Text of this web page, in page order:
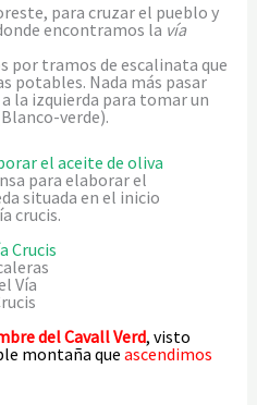
para cruzar el pueblo y
encontramos la vía
por tramos de escalinata que
potables. Nada más pasar
la izquierda para tomar un
verde).
para elaborar el
situada en el inicio
crucis.
Vía
del Cavall Verd, visto
montaña que ascendimos